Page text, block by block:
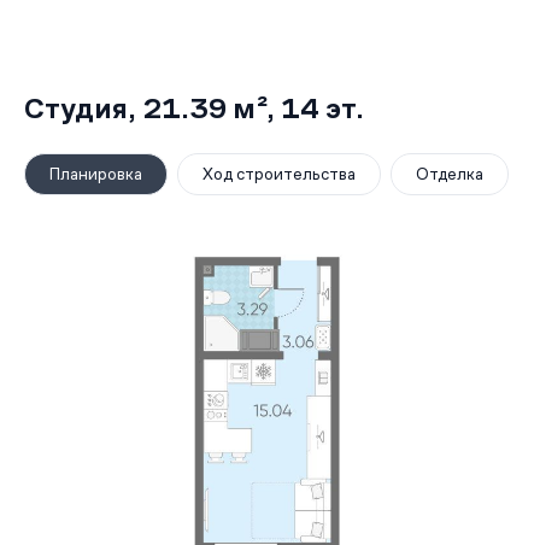
Студия, 21.39 м², 14 эт.
Планировка Ход строительства Отделка